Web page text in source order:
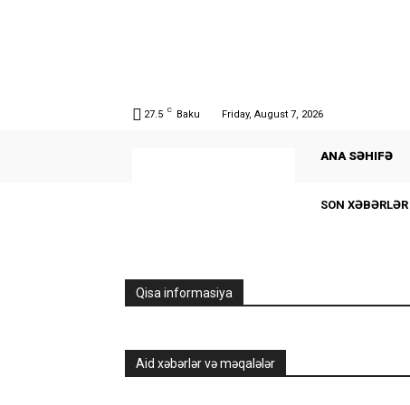
27.5 C Baku Friday, August 7, 2026
ANA SƏHIFƏ
SON XƏBƏRLƏR
Qisa informasiya
Aid xəbərlər və məqalələr